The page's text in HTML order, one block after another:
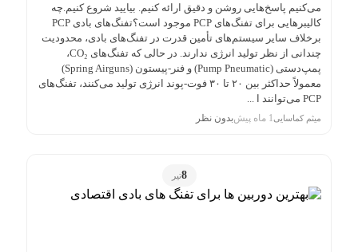
می‌کنیم پاسخ‌هایی روشن و دقیق ارائه کنیم. بیایید شروع کنیم.چه
کالیبرهایی برای تفنگ‌های PCP موجود است؟تفنگ‌های بادی PCP
برخلاف سایر سیستم‌های تأمین قدرت در تفنگ‌های بادی، محدودیت
چندانی از نظر تولید انرژی ندارند. در حالی که تفنگ‌های CO₂،
پمپ‌دستی (Pump Pneumatic) و فنر-پیستون (Spring Airguns)
معمولاً حداکثر بین ۲۰ تا ۳۰ فوت-پوند انرژی تولید می‌کنند، تفنگ‌های
PCP می‌توانند ا ...
میثم کماسایی1 ماه پیش بدون نظر
8تیر